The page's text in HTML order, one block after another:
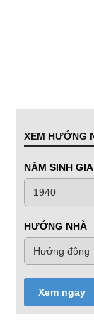
XEM HƯỚNG
NĂM SINH
HƯỚNG NHÀ
Xem ngay